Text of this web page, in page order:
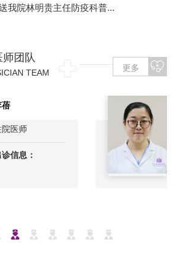
我院林明贵主任防疫科普...
更多
师团队
TEAM
蓓
院医师
诊信息：